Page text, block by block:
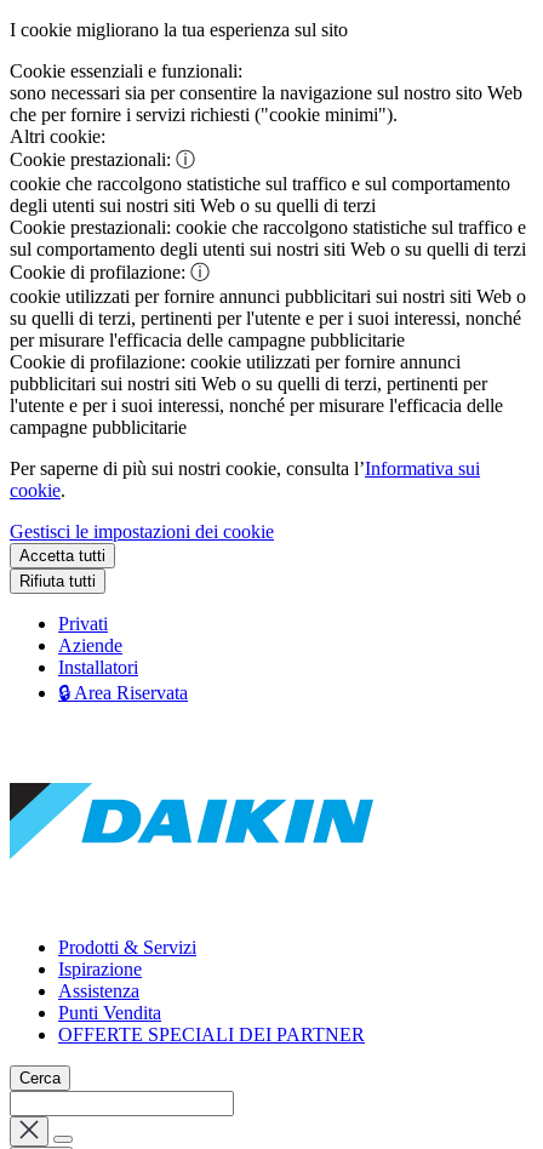
I cookie migliorano la tua esperienza sul sito
Cookie essenziali e funzionali:
sono necessari sia per consentire la navigazione sul nostro sito Web
che per fornire i servizi richiesti ("cookie minimi").
Altri cookie:
Cookie prestazionali: ⓘ
cookie che raccolgono statistiche sul traffico e sul comportamento
degli utenti sui nostri siti Web o su quelli di terzi
Cookie prestazionali: cookie che raccolgono statistiche sul traffico e
sul comportamento degli utenti sui nostri siti Web o su quelli di terzi
Cookie di profilazione: ⓘ
cookie utilizzati per fornire annunci pubblicitari sui nostri siti Web o
su quelli di terzi, pertinenti per l'utente e per i suoi interessi, nonché
per misurare l'efficacia delle campagne pubblicitarie
Cookie di profilazione: cookie utilizzati per fornire annunci
pubblicitari sui nostri siti Web o su quelli di terzi, pertinenti per
l'utente e per i suoi interessi, nonché per misurare l'efficacia delle
campagne pubblicitarie
Per saperne di più sui nostri cookie, consulta l’Informativa sui
cookie.
Gestisci le impostazioni dei cookie
Accetta tutti
Rifiuta tutti
Privati
Aziende
Installatori
🔒 Area Riservata
Prodotti & Servizi
Ispirazione
Assistenza
Punti Vendita
OFFERTE SPECIALI DEI PARTNER
Cerca